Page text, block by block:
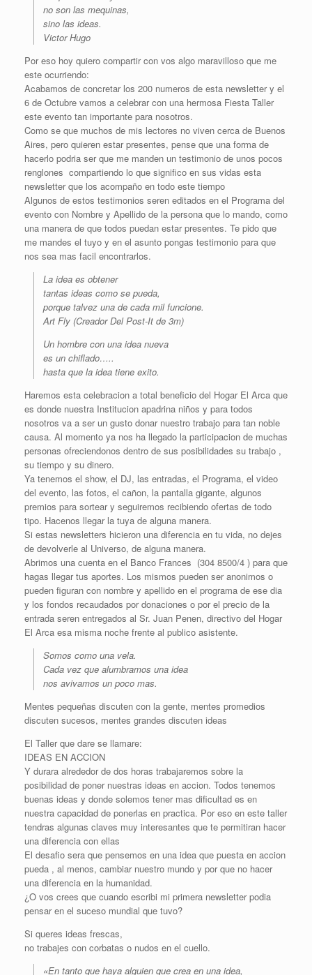
no son las mequinas,
sino las ideas.
Victor Hugo
Por eso hoy quiero compartir con vos algo maravilloso que me
este ocurriendo:
Acabamos de concretar los 200 numeros de esta newsletter y el
6 de Octubre vamos a celebrar con una hermosa Fiesta Taller
este evento tan importante para nosotros.
Como se que muchos de mis lectores no viven cerca de Buenos
Aires, pero quieren estar presentes, pense que una forma de
hacerlo podria ser que me manden un testimonio de unos pocos
renglones compartiendo lo que significo en sus vidas esta
newsletter que los acompaño en todo este tiempo
Algunos de estos testimonios seren editados en el Programa del
evento con Nombre y Apellido de la persona que lo mando, como
una manera de que todos puedan estar presentes. Te pido que
me mandes el tuyo y en el asunto pongas testimonio para que
nos sea mas facil encontrarlos.
La idea es obtener
tantas ideas como se pueda,
porque talvez una de cada mil funcione.
Art Fly (Creador Del Post-It de 3m)
Un hombre con una idea nueva
es un chiflado…..
hasta que la idea tiene exito.
Haremos esta celebracion a total beneficio del Hogar El Arca que
es donde nuestra Institucion apadrina niños y para todos
nosotros va a ser un gusto donar nuestro trabajo para tan noble
causa. Al momento ya nos ha llegado la participacion de muchas
personas ofreciendonos dentro de sus posibilidades su trabajo ,
su tiempo y su dinero.
Ya tenemos el show, el DJ, las entradas, el Programa, el video
del evento, las fotos, el cañon, la pantalla gigante, algunos
premios para sortear y seguiremos recibiendo ofertas de todo
tipo. Hacenos llegar la tuya de alguna manera.
Si estas newsletters hicieron una diferencia en tu vida, no dejes
de devolverle al Universo, de alguna manera.
Abrimos una cuenta en el Banco Frances (304 8500/4 ) para que
hagas llegar tus aportes. Los mismos pueden ser anonimos o
pueden figuran con nombre y apellido en el programa de ese dia
y los fondos recaudados por donaciones o por el precio de la
entrada seren entregados al Sr. Juan Penen, directivo del Hogar
El Arca esa misma noche frente al publico asistente.
Somos como una vela.
Cada vez que alumbramos una idea
nos avivamos un poco mas.
Mentes pequeñas discuten con la gente, mentes promedios
discuten sucesos, mentes grandes discuten ideas
El Taller que dare se llamare:
IDEAS EN ACCION
Y durara alrededor de dos horas trabajaremos sobre la
posibilidad de poner nuestras ideas en accion. Todos tenemos
buenas ideas y donde solemos tener mas dificultad es en
nuestra capacidad de ponerlas en practica. Por eso en este taller
tendras algunas claves muy interesantes que te permitiran hacer
una diferencia con ellas
El desafio sera que pensemos en una idea que puesta en accion
pueda , al menos, cambiar nuestro mundo y por que no hacer
una diferencia en la humanidad.
¿O vos crees que cuando escribi mi primera newsletter podia
pensar en el suceso mundial que tuvo?
Si queres ideas frescas,
no trabajes con corbatas o nudos en el cuello.
«En tanto que haya alguien que crea en una idea,